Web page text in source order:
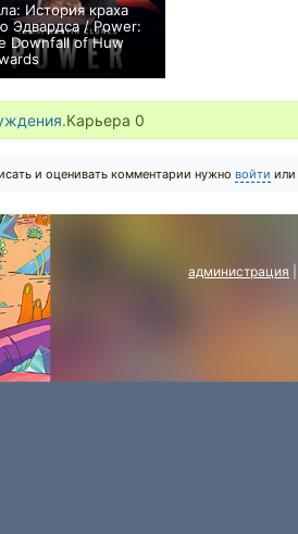
История краха
Эдвардса / Power:
Downfall of Huw
+1
Карьера 0
и оценивать комментарии нужно войти или
администрация